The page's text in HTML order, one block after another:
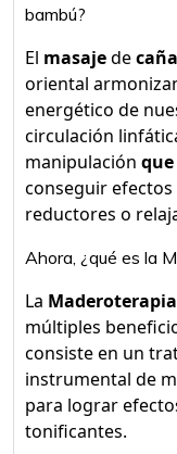
bambú?
El masajede
oriental
energético de
circulación
manipulación que
conseguir
reductores o
Ahora, ¿qué es la
La Maderoterapia
múltiples
consiste en un
instrumental de
para lograr
tonificantes.